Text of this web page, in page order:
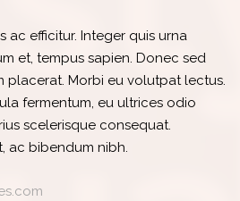
ac efficitur. Integer quis urna
et, tempus sapien. Donec sed
placerat. Morbi eu volutpat lectus.
fermentum, eu ultrices odio
scelerisque consequat.
ac bibendum nibh.